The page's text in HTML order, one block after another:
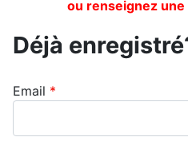
ou renseignez
Déjà
Email *